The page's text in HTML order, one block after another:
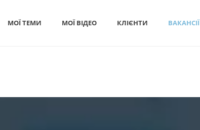
МОЇ ТЕМИ МОЇ ВІДЕО КЛІЄНТИ ВАКАНСІЇ